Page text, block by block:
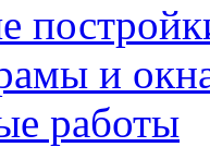
и
работы